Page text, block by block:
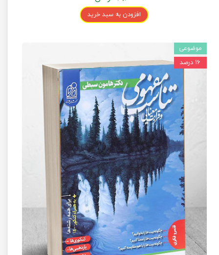
افزودن به سبد خرید
موضوعی
۱۶ درصد